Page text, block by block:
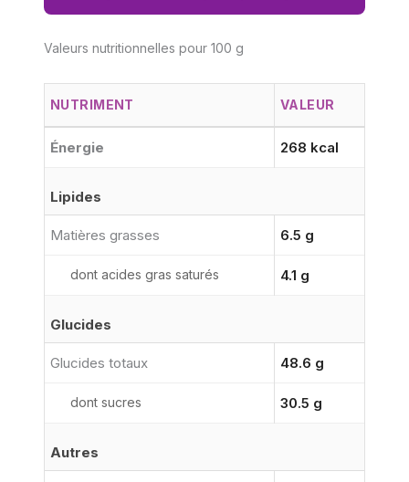
Valeurs nutritionnelles pour 100 g
NUTRIMENT VALEUR
Énergie 268 kcal
Lipides
Matières grasses 6.5 g
dont acides gras saturés 4.1 g
Glucides
Glucides totaux 48.6 g
dont sucres 30.5 g
Autres